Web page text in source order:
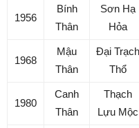
1956
Bính
Thân
Sơn Hạ
Hỏa
1968
Mậu
Thân
Đại Trạch
Thổ
1980
Canh
Thân
Thạch
Lựu Mộc